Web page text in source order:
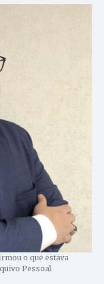
o que estava
Pessoal